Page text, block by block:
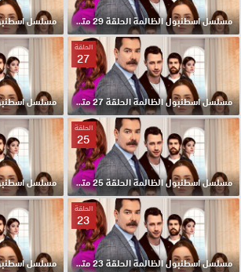
مسلسل اسطنبول الظالمة الحلقة 29 مترجم HD
الحلقة
27
مسلسل اسطنبول الظالمة الحلقة 27 مترجم HD
الحلقة
25
مسلسل اسطنبول الظالمة الحلقة 25 مترجم HD
الحلقة
23
مسلسل اسطنبول الظالمة الحلقة 23 مترجم HD